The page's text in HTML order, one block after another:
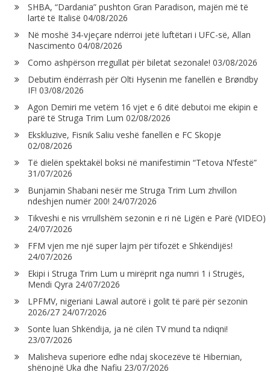
SHBA, “Dardania” pushton Gran Paradison, majën më të
lartë të Italisë 04/08/2026
Në moshë 34-vjeçare ndërroi jetë luftëtari i UFC-së, Allan
Nascimento 04/08/2026
Como ashpërson rregullat për biletat sezonale! 03/08/2026
Debutim ëndërrash për Olti Hysenin me fanellën e Brøndby
IF! 03/08/2026
Agon Demiri me vetëm 16 vjet e 6 ditë debutoi me ekipin e
parë të Struga Trim Lum 02/08/2026
Ekskluzive, Fisnik Saliu veshë fanellën e FC Skopje
02/08/2026
Të dielën spektakël boksi në manifestimin “Tetova N’festë”
31/07/2026
Bunjamin Shabani nesër me Struga Trim Lum zhvillon
ndeshjen numër 200! 24/07/2026
Tikveshi e nis vrrullshëm sezonin e ri në Ligën e Parë (VIDEO)
24/07/2026
FFM vjen me një super lajm për tifozët e Shkëndijës!
24/07/2026
Ekipi i Struga Trim Lum u mirëprit nga numri 1 i Strugës,
Mendi Qyra 24/07/2026
LPFMV, nigeriani Lawal autorë i golit të parë për sezonin
2026/27 24/07/2026
Sonte luan Shkëndija, ja në cilën TV mund ta ndiqni!
23/07/2026
Malisheva superiore edhe ndaj skocezëve të Hibernian,
shënojnë Uka dhe Nafiu 23/07/2026